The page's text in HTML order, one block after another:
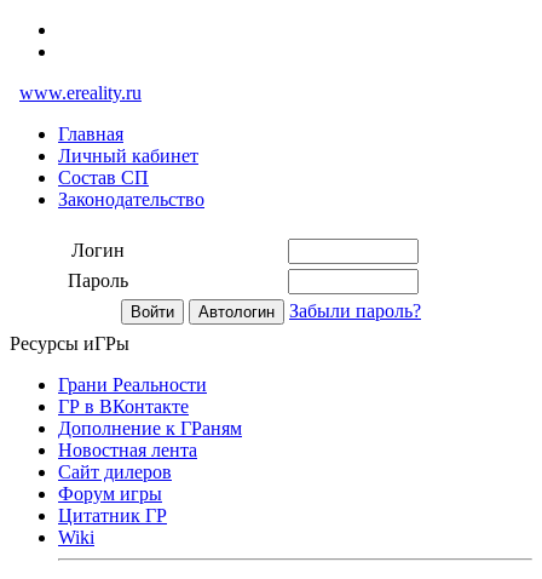
www.ereality.ru
Главная
Личный кабинет
Состав СП
Законодательство
Логин
Пароль
Забыли пароль?
Ресурсы иГРы
Грани Реальности
ГР в ВКонтакте
Дополнение к ГРаням
Новостная лента
Сайт дилеров
Форум игры
Цитатник ГР
Wiki